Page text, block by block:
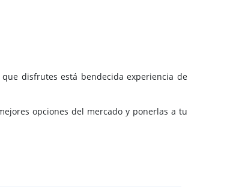
disfrutes está bendecida experiencia de
opciones del mercado y ponerlas a tu